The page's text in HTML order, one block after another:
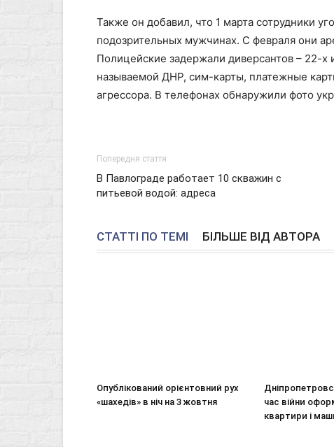
Также он добавил, что 1 марта сотрудники
подозрительных мужчинах. С февраля они
Полицейские задержали диверсантов – 22-х
называемой ДНР, сим-карты, платежные
агрессора. В телефонах обнаружили фото
Попередня стаття
В Павлограде работает 10 скважин с
питьевой водой: адреса
СТАТТІ ПО ТЕМІ БІЛЬШЕ ВІД АВТОРА
Опублікований орієнтовний рух
«шахедів» в ніч на 3 жовтня
час війни
квартири і